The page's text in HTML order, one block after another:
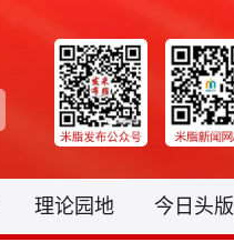
理论园地 今日头版